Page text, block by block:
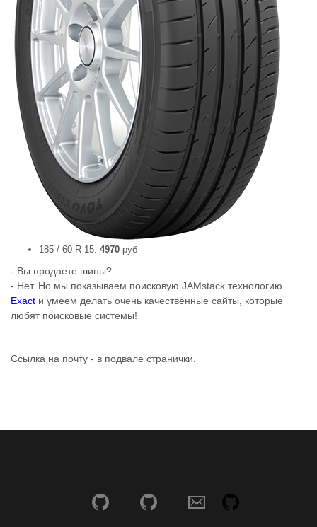
185 / 60 R 15: 4970 руб
- Вы продаете шины?
- Нет. Но мы показываем поисковую JAMstack технологию
Exact и умеем делать очень качественные сайты, которые
любят поисковые системы!
Ссылка на почту - в подвале странички.